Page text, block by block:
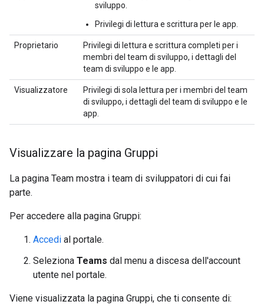
sviluppo.
Privilegi di lettura e scrittura per le app.
Proprietario
Privilegi di lettura e scrittura completi per i
membri del team di sviluppo, i dettagli del
team di sviluppo e le app.
Visualizzatore
Privilegi di sola lettura per i membri del team
di sviluppo, i dettagli del team di sviluppo e le
app.
Visualizzare la pagina Gruppi
La pagina Team mostra i team di sviluppatori di cui fai
parte.
Per accedere alla pagina Gruppi:
Accedi al portale.
Seleziona Teams dal menu a discesa dell'account
utente nel portale.
Viene visualizzata la pagina Gruppi, che ti consente di: